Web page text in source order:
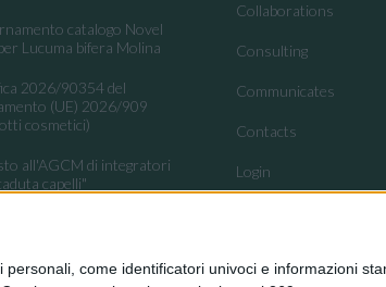
come identificatori univoci e informazioni
catalogo Novel
Lucuma bifera Molina
2026/90354 del
(UE) 2026/909
cosmetici)
all'AGCM di integratori
capelli"
integratori per presenza
Collaborations
Consulting
Communicates
Contacts
Login